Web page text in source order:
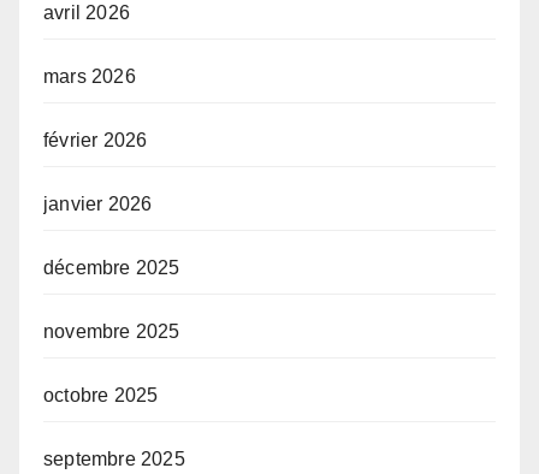
avril 2026
mars 2026
février 2026
janvier 2026
décembre 2025
novembre 2025
octobre 2025
septembre 2025